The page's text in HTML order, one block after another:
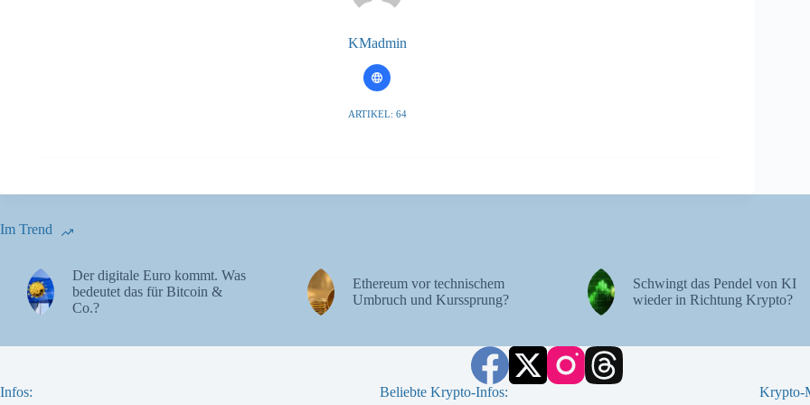
KMadmin
ARTIKEL: 64
Im Trend
Der digitale Euro kommt. Was
bedeutet das für Bitcoin &
Co.?
Ethereum vor technischem
Umbruch und Kurssprung?
Schwingt das Pendel von KI
wieder in Richtung Krypto?
Infos: Beliebte Krypto-Infos: Krypto-